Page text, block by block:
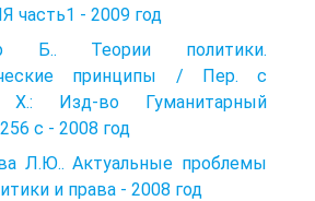
- 2009 год
Б.. Теории политики.
принципы / Пер. с
Изд-во Гуманитарный
с - 2008 год
Л.Ю.. Актуальные проблемы
и права - 2008 год